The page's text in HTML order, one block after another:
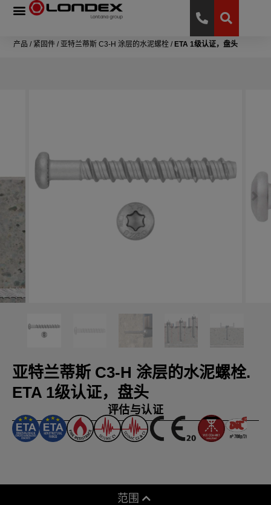
产品 / 紧固件 /亚特兰蒂斯 C3-H 涂层的水泥螺栓 / ETA 1级认证，盘头
亚特兰蒂斯 C3-H 涂层的水泥螺栓.
ETA 1级认证，盘头
评估与认证
范围